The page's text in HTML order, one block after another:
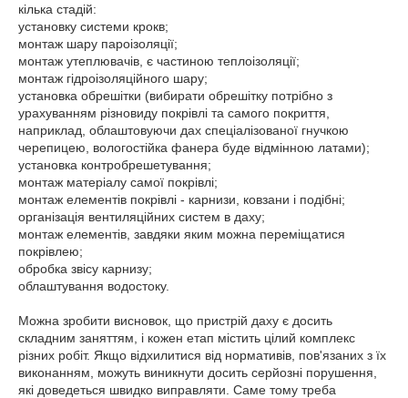
кілька стадій:
установку системи крокв;
монтаж шару пароізоляції;
монтаж утеплювачів, є частиною теплоізоляції;
монтаж гідроізоляційного шару;
установка обрешітки (вибирати обрешітку потрібно з
урахуванням різновиду покрівлі та самого покриття,
наприклад, облаштовуючи дах спеціалізованої гнучкою
черепицею, вологостійка фанера буде відмінною латами);
установка контробрешетування;
монтаж матеріалу самої покрівлі;
монтаж елементів покрівлі - карнизи, ковзани і подібні;
організація вентиляційних систем в даху;
монтаж елементів, завдяки яким можна переміщатися
покрівлею;
обробка звісу карнизу;
облаштування водостоку.
Можна зробити висновок, що пристрій даху є досить
складним заняттям, і кожен етап містить цілий комплекс
різних робіт. Якщо відхилитися від нормативів, пов'язаних з їх
виконанням, можуть виникнути досить серйозні порушення,
які доведеться швидко виправляти. Саме тому треба